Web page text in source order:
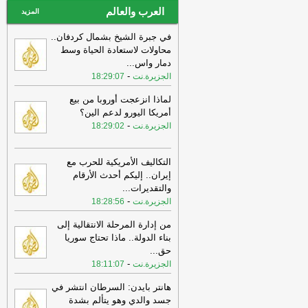
العرب والعالم المزيد
في جبرة الشيخ بشمال كردفان..
محاولات لاستعادة الحياة وسط
دمار واس...
الجزيرة.نت -
18:29:07
لماذا انزعجت أوروبا من بيع
أمريكا اليورو لدعم الين؟
الجزيرة.نت -
18:29:02
التكاليف الأمريكية للحرب مع
إيران.. إليكم أحدث الأرقام
والتقديرات...
الجزيرة.نت -
18:28:56
من إدارة المرحلة الانتقالية إلى
بناء الدولة.. ماذا تحتاج سوريا
حق...
الجزيرة.نت -
18:11:07
هانتر بايدن: السرطان انتشر في
جسد والدي وهو يتألم بشدة